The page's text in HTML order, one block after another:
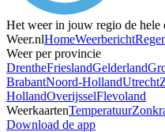
Het weer in jouw regio de hele
Weer.nlHomeWeerbericht
Weer per provincie
DrentheFrieslandGelderland
BrabantNoord-HollandUtrecht
HollandOverijsselFlevoland
WeerkaartenTemperatuur
Download de app